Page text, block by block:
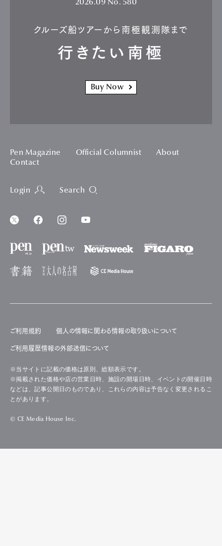
2026.09 No. 580
クルーズ船ツアーから南極観測隊まで
行きたい南極
Buy Now
Pen Magazine Official Columnist
About
Contact
Login Search
ご利用規約 個人の情報に関わる情報の取り扱いについて
ご利用履歴情報の外部送信について
※当サイトに記載の価格は原則、総額表示です。
※掲載された価格や店の営業日時、施設の開場日時、イベントの開催日時
などは、記事公開日のものであり、これらの内容は予告なく変更されるこ
とがあります。
© CE Media House Inc.